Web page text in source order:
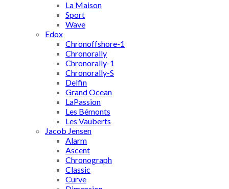
La Maison
Sport
Wave
Edox
Chronoffshore-1
Chronorally
Chronorally-1
Chronorally-S
Delfin
Grand Ocean
LaPassion
Les Bémonts
Les Vauberts
Jacob Jensen
Alarm
Ascent
Chronograph
Classic
Curve